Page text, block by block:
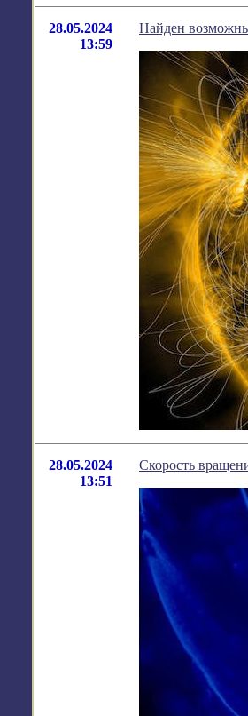
28.05.2024
13:59
Найден
28.05.2024
13:51
Скорость